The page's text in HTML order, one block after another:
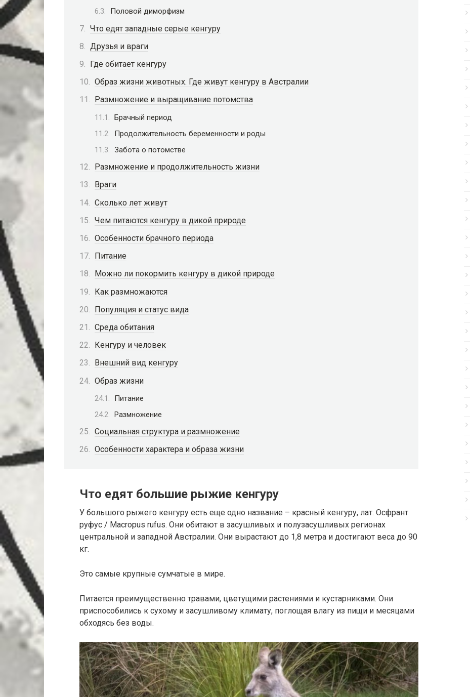
Половой диморфизм
Что едят западные серые кенгуру
Друзья и враги
Где обитает кенгуру
Образ жизни животных. Где живут кенгуру в Австралии
Размножение и выращивание потомства
Брачный период
Продолжительность беременности и роды
Забота о потомстве
Размножение и продолжительность жизни
Враги
Сколько лет живут
Чем питаются кенгуру в дикой природе
Особенности брачного периода
Питание
Можно ли покормить кенгуру в дикой природе
Как размножаются
Популяция и статус вида
Среда обитания
Кенгуру и человек
Внешний вид кенгуру
Образ жизни
Питание
Размножение
Социальная структура и размножение
Особенности характера и образа жизни
Что едят большие рыжие кенгуру
У большого рыжего кенгуру есть еще одно название – красный кенгуру, лат. Осфрант
руфус / Macropus rufus. Они обитают в засушливых и полузасушливых регионах
центральной и западной Австралии. Они вырастают до 1,8 метра и достигают веса до 90
кг.
Это самые крупные сумчатые в мире.
Питается преимущественно травами, цветущими растениями и кустарниками. Они
приспособились к сухому и засушливому климату, поглощая влагу из пищи и месяцами
обходясь без воды.